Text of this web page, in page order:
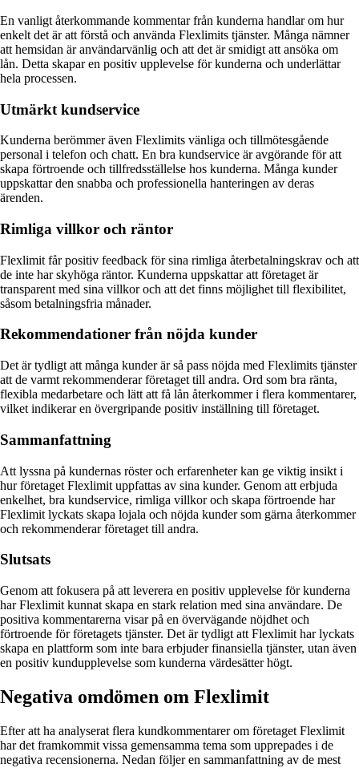
En vanligt återkommande kommentar från kunderna handlar om hur
enkelt det är att förstå och använda Flexlimits tjänster. Många nämner
att hemsidan är användarvänlig och att det är smidigt att ansöka om
lån. Detta skapar en positiv upplevelse för kunderna och underlättar
hela processen.
Utmärkt kundservice
Kunderna berömmer även Flexlimits vänliga och tillmötesgående
personal i telefon och chatt. En bra kundservice är avgörande för att
skapa förtroende och tillfredsställelse hos kunderna. Många kunder
uppskattar den snabba och professionella hanteringen av deras
ärenden.
Rimliga villkor och räntor
Flexlimit får positiv feedback för sina rimliga återbetalningskrav och att
de inte har skyhöga räntor. Kunderna uppskattar att företaget är
transparent med sina villkor och att det finns möjlighet till flexibilitet,
såsom betalningsfria månader.
Rekommendationer från nöjda kunder
Det är tydligt att många kunder är så pass nöjda med Flexlimits tjänster
att de varmt rekommenderar företaget till andra. Ord som bra ränta,
flexibla medarbetare och lätt att få lån återkommer i flera kommentarer,
vilket indikerar en övergripande positiv inställning till företaget.
Sammanfattning
Att lyssna på kundernas röster och erfarenheter kan ge viktig insikt i
hur företaget Flexlimit uppfattas av sina kunder. Genom att erbjuda
enkelhet, bra kundservice, rimliga villkor och skapa förtroende har
Flexlimit lyckats skapa lojala och nöjda kunder som gärna återkommer
och rekommenderar företaget till andra.
Slutsats
Genom att fokusera på att leverera en positiv upplevelse för kunderna
har Flexlimit kunnat skapa en stark relation med sina användare. De
positiva kommentarerna visar på en övervägande nöjdhet och
förtroende för företagets tjänster. Det är tydligt att Flexlimit har lyckats
skapa en plattform som inte bara erbjuder finansiella tjänster, utan även
en positiv kundupplevelse som kunderna värdesätter högt.
Negativa omdömen om Flexlimit
Efter att ha analyserat flera kundkommentarer om företaget Flexlimit
har det framkommit vissa gemensamma tema som upprepades i de
negativa recensionerna. Nedan följer en sammanfattning av de mest